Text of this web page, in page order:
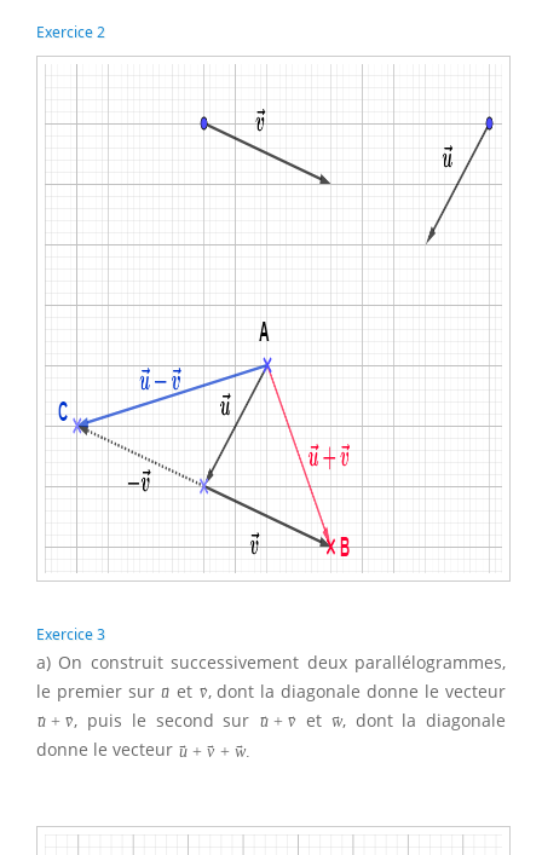
Exercice 2
Exercice 3
a) On construit successivement deux parallélogrammes,
le premier sur
→
u et →
v, dont la diagonale donne le vecteur
→
u + →
v, puis le second sur →
u + →
v et →
w, dont la diagonale
donne le vecteur →
u + →
v + →
w.